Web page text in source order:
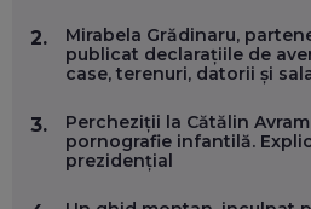
MARIUS PAȘCULEA,
FOLOSEȘTI TEHNOLOGIA
CĂTRE ARTĂ, LA NIVEL
ANDREI AVĂDANEI, BIT
CARIERĂ DE „HACKER CU
2.
Mirabela Grădinaru,
publicat declarațiile de
case, terenuri, datorii și
3.
Percheziții la Cătălin
pornografie infantilă.
prezidențial